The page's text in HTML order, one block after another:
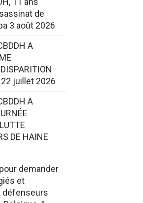
de
3 août 2026
A
22 juillet 2026
A
DE HAINE
demander
et
défenseurs